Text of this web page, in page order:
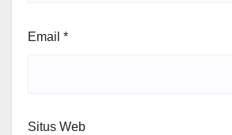
Email *
Situs Web